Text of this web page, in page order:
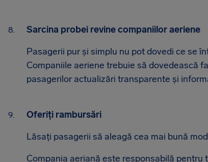
Sarcina probei revine companiilor aeriene
Pasagerii pur și simplu nu pot dovedi ce se
Companiile aeriene trebuie să dovedească
pasagerilor actualizări transparente și
Oferiți rambursări
Lăsați pasagerii să aleagă cea mai bună
Compania aeriană este responsabilă